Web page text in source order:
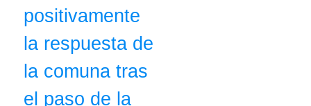
positivamente
la respuesta de
la comuna tras
el paso de la